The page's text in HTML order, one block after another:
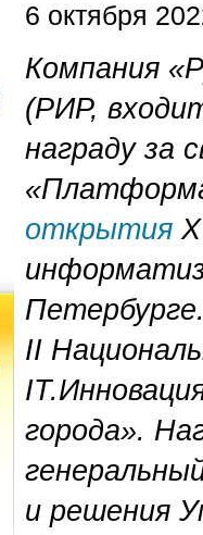
6 октября
Компания
(РИР,
награду за
открытия
II
города».
и решения